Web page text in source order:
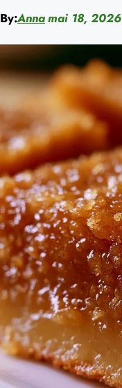
By:Annamai 18, 2026